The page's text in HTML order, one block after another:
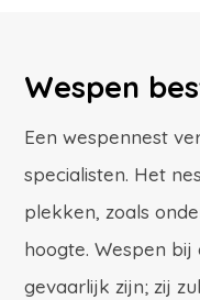
Wespen
Een wespennest
specialisten. Het
plekken, zoals
hoogte. Wespen
gevaarlijk zijn; zij